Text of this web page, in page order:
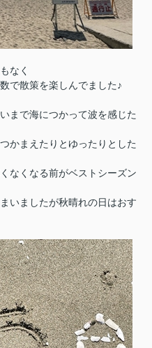
なく
で散策を楽しんでました♪
まで海につかって波を感じた
かまえたりと ゆったりとした
なくなる前がベストシーズン
いましたが秋晴れの日はおす